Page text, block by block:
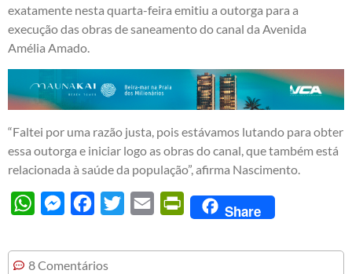
exatamente nesta quarta-feira emitiu a outorga para a
execução das obras de saneamento do canal da Avenida
Amélia Amado.
“Faltei por uma razão justa, pois estávamos lutando para obter
essa outorga e iniciar logo as obras do canal, que também está
relacionada à saúde da população”, afirma Nascimento.
WhatsAppMessengerFacebook
Twitter Email PrintFriendly
Share
8 Comentários